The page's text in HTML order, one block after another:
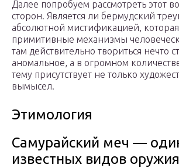
Далее попробуем рассмотреть этот
сторон. Является ли бермудский
абсолютной мистификацией, которая
примитивные механизмы
там действительно твориться нечто
аномальное, а в огромном
тему присутствует не только
вымысел.
Этимология
Самурайский меч —
известных видов оружия